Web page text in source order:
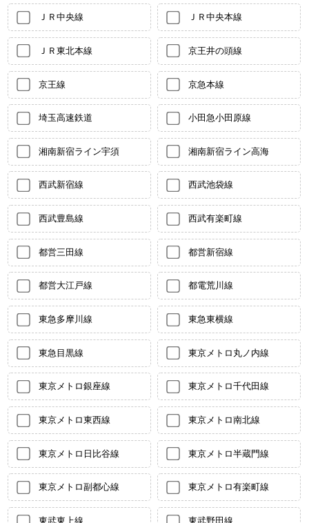
ＪＲ中央線 ＪＲ中央本線
ＪＲ東北本線 京王井の頭線
京王線 京急本線
埼玉高速鉄道 小田急小田原線
湘南新宿ライン宇須 湘南新宿ライン高海
西武新宿線 西武池袋線
西武豊島線 西武有楽町線
都営三田線 都営新宿線
都営大江戸線 都電荒川線
東急多摩川線 東急東横線
東急目黒線 東京メトロ丸ノ内線
東京メトロ銀座線 東京メトロ千代田線
東京メトロ東西線 東京メトロ南北線
東京メトロ日比谷線 東京メトロ半蔵門線
東京メトロ副都心線 東京メトロ有楽町線
東武東上線 東武野田線